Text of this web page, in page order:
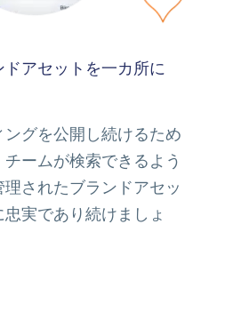
アセットを一カ所に
グを公開し続けるため
ームが検索できるよう
されたブランドアセッ
忠実であり続けましょ